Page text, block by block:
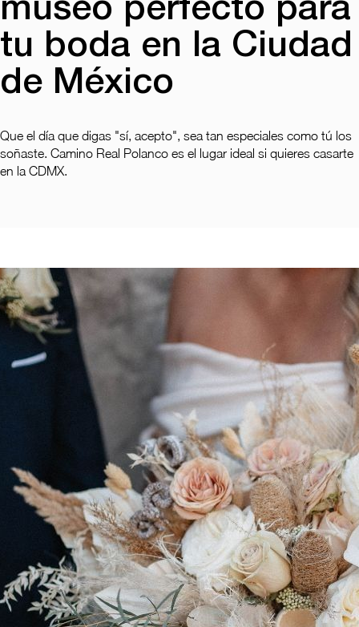
museo perfecto para
tu boda en la Ciudad
de México
Que el día que digas "sí, acepto", sea tan especiales como tú los
soñaste. Camino Real Polanco es el lugar ideal si quieres casarte
en la CDMX.